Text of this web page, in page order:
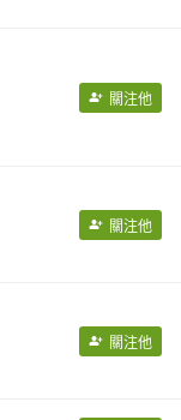
關注他
關注他
關注他